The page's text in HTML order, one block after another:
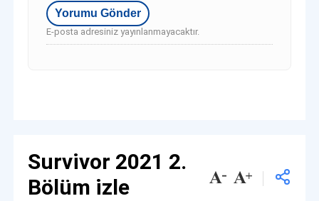
E-posta adresiniz yayınlanmayacaktır.
Survivor 2021 2.
Bölüm izle